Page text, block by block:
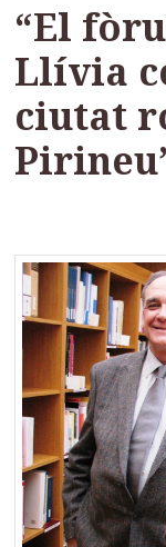
“El
Llívia
ciutat